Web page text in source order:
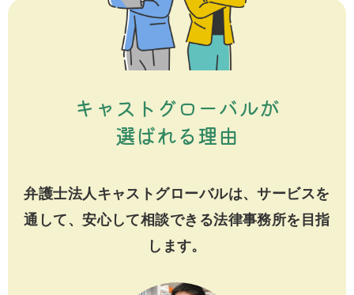
キャストグローバルが
選ばれる理由
弁護士法人キャストグローバルは、サービスを
通して、安心して相談できる法律事務所を目指
します。